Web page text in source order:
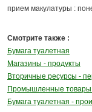
прием макулатуры :
Смотрите также :
Бумага туалетная
Магазины - продукты
Вторичные ресурсы -
Промышленные товары
Бумага туалетная -